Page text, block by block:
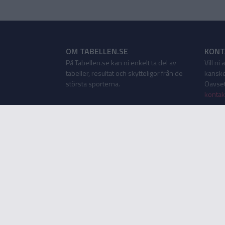
OM TABELLEN.SE
På Tabellen.se kan ni enkelt ta del av
tabeller, resultat och skytteligor från de
största sporterna.
Vill ni